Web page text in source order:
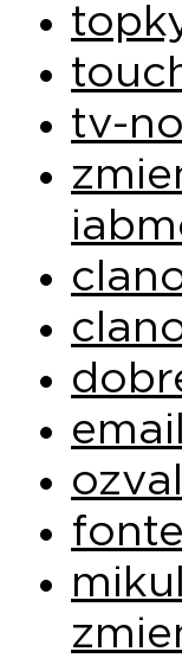
tv-